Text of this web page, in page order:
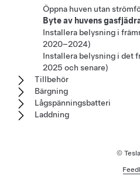
Öppna huven utan
Byte av huvens
Installera belysning i
2020–2024)
Installera belysning i det
2025 och senare)
Tillbehör
Bärgning
Lågspänningsbatteri
Laddning
© Tesla